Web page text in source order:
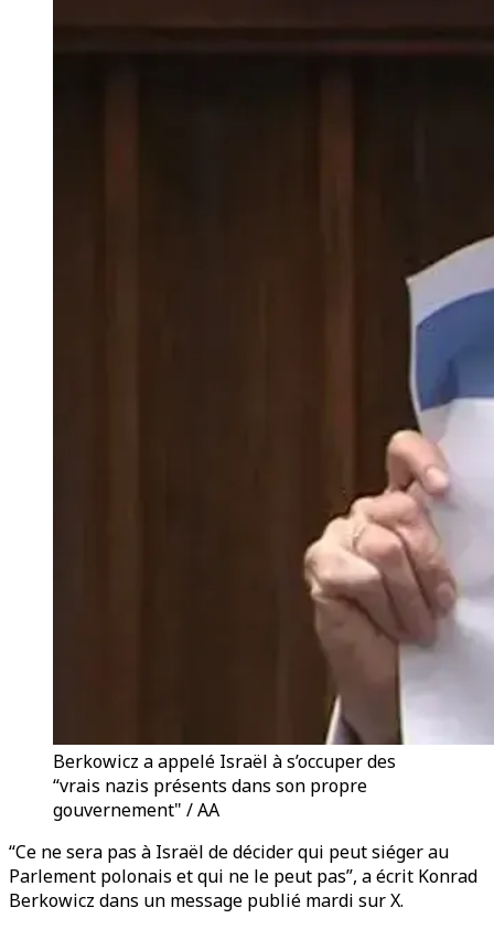
Berkowicz a appelé Israël à s’occuper des
“vrais nazis présents dans son propre
gouvernement" / AA
“Ce ne sera pas à Israël de décider qui peut siéger au
Parlement polonais et qui ne le peut pas”, a écrit Konrad
Berkowicz dans un message publié mardi sur X.